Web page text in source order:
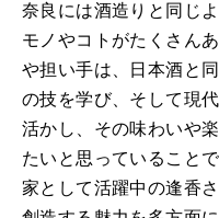
奈良には酒造りと同じ
モノやコトがたくさん
や担い手は、日本酒と
の技を学び、そして現
活かし、その味わいや
たいと思っていること
家として活躍中の逢香